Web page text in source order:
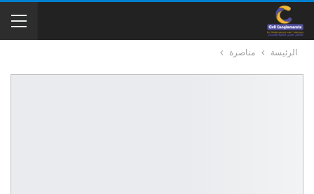
الرئيسة مناصرة